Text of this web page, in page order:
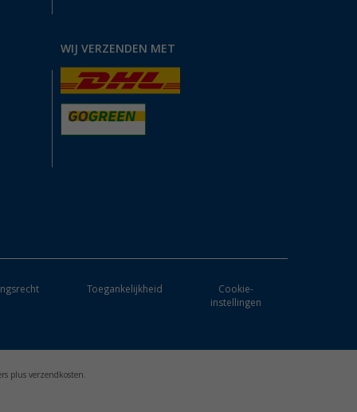
WIJ VERZENDEN MET
Toegankelijkheid
Cookie-
instellingen
plus verzendkosten.